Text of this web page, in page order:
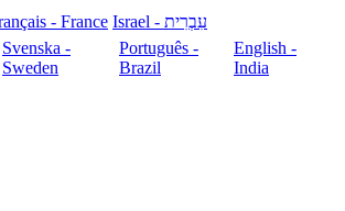
- France
עִבְרִית - Israel
Svenska -
Sweden
Português -
Brazil
English -
India